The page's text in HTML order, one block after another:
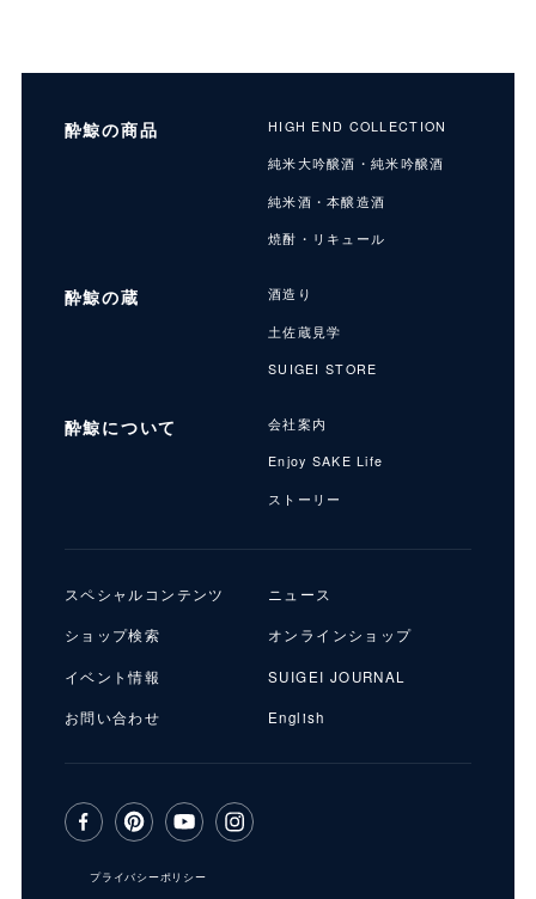
酔鯨の商品 HIGH END COLLECTION
純米大吟醸酒・純米吟醸酒
純米酒・本醸造酒
焼酎・リキュール
酔鯨の蔵 酒造り
土佐蔵見学
SUIGEI STORE
酔鯨について 会社案内
Enjoy SAKE Life
ストーリー
ニュース
スペシャルコンテンツ
ショップ検索 オンラインショップ
イベント情報 SUIGEI JOURNAL
お問い合わせ English
プライバシーポリシー